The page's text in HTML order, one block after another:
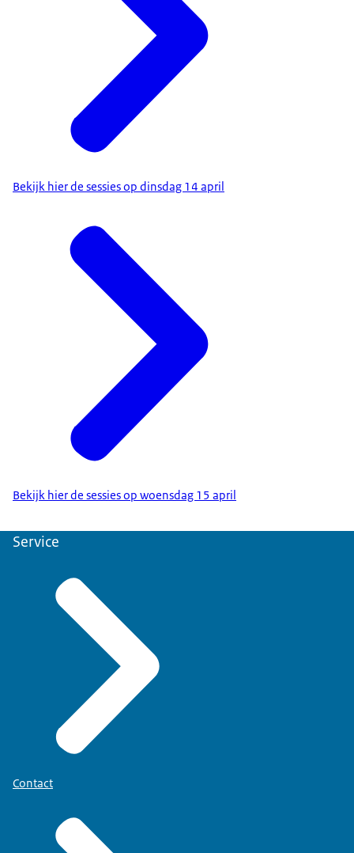
Bekijk hier de sessies op dinsdag 14 april
Bekijk hier de sessies op woensdag 15 april
Service
Contact